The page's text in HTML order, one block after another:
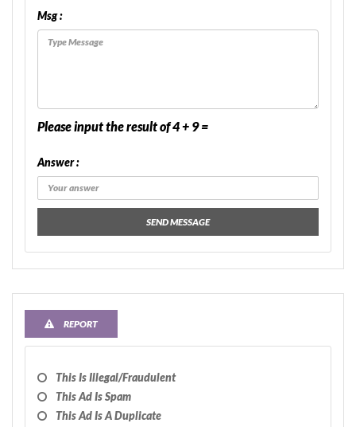
Msg :
Please input the result of 4 + 9 =
Answer :
SEND MESSAGE
REPORT
This Is Illegal/fraudulent
This Ad Is Spam
This Ad Is A Duplicate